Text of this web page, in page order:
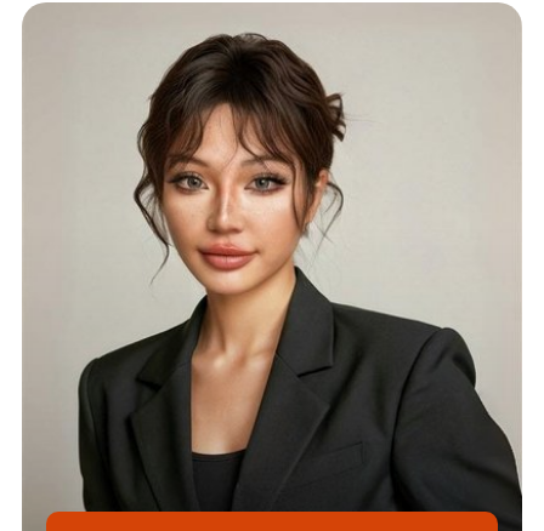
studienberatung.hsg@srh.de
+49 30 515650 213